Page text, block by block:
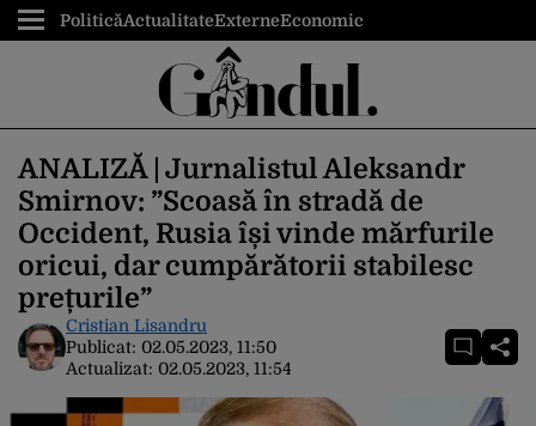
PoliticăActualitateExterneEconomic
ANALIZĂ | Jurnalistul Aleksandr
Smirnov: ”Scoasă în stradă de
Occident, Rusia își vinde mărfurile
oricui, dar cumpărătorii stabilesc
prețurile”
Cristian Lisandru
Publicat: 02.05.2023, 11:50
Actualizat: 02.05.2023, 11:54